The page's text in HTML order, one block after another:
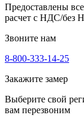
Предоставлены
расчет с НДС/без
Звоните нам
8-800-333-14-25
Закажите замер
Выберите свой
вам перезвоним